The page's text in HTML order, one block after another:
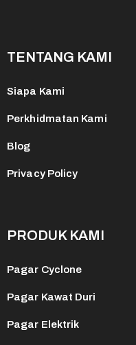
PRODUK KAMI
Pagar Cyclone
Pagar Kawat Duri
Pagar Elektrik
TENTANG KAMI
Siapa Kami
Perkhidmatan Kami
Blog
Privacy Policy